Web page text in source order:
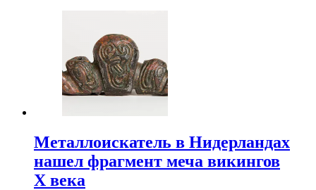
Металлоискатель в Нидерландах
нашел фрагмент меча викингов
X века